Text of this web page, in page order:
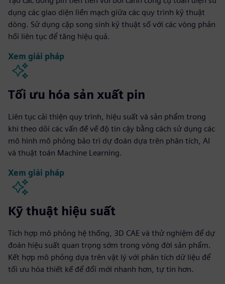
dụng các giao diện liền mạch giữa các quy trình kỹ thuật
dòng. Sử dụng cặp song sinh kỹ thuật số với các vòng phản
hồi liên tục để tăng hiệu quả.
Xem giải pháp
Tối ưu hóa sản xuất pin
Liên tục cải thiện quy trình, hiệu suất và sản phẩm trong
khi theo dõi các vấn đề về độ tin cậy bằng cách sử dụng các
mô hình mô phỏng bảo trì dự đoán dựa trên phân tích, AI
và thuật toán Machine Learning.
Xem giải pháp
Kỹ thuật hiệu suất
Tích hợp mô phỏng hệ thống, 3D CAE và thử nghiệm để dự
đoán hiệu suất quan trọng sớm trong vòng đời sản phẩm.
Kết hợp mô phỏng dựa trên vật lý với phân tích dữ liệu để
tối ưu hóa thiết kế để đổi mới nhanh hơn, tự tin hơn.